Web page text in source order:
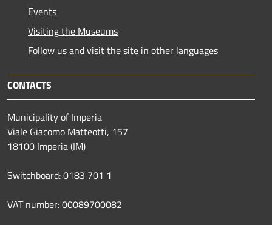
Events
Visiting the Museums
Follow us and visit the site in other languages
CONTACTS
Municipality of Imperia
Viale Giacomo Matteotti, 157
18100 Imperia (IM)
Switchboard: 0183 701 1
VAT number: 00089700082